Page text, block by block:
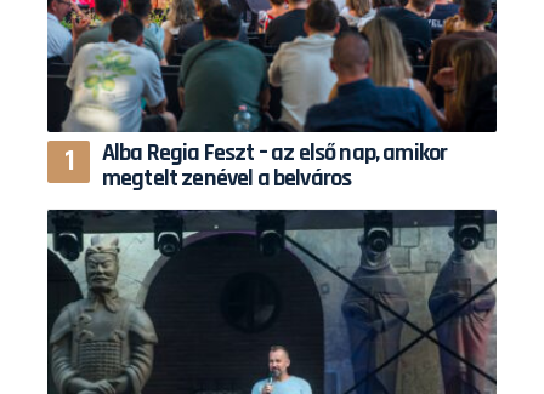
Alba Regia Feszt – az első nap, amikor
megtelt zenével a belváros